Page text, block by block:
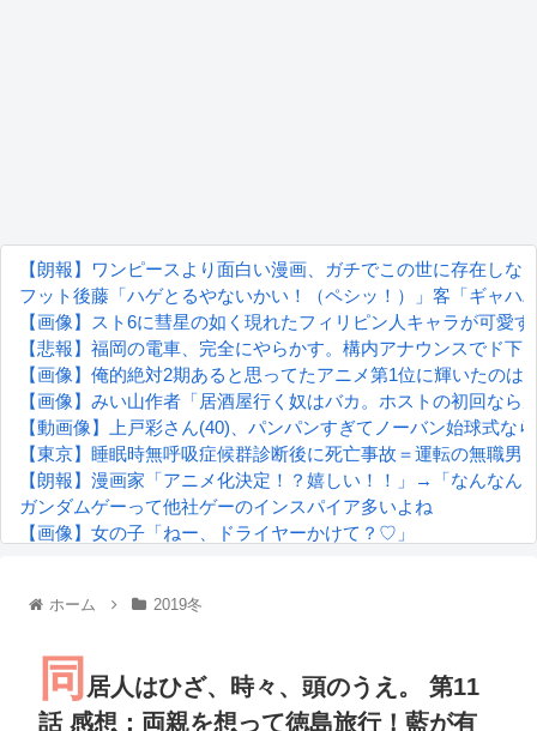
【朗報】ワンピースより面白い漫画、ガチでこの世に存在しな
フット後藤「ハゲとるやないかい！（ペシッ！）」客「ギャ
【画像】スト6に彗星の如く現れたフィリピン人キャラが可愛
【悲報】福岡の電車、完全にやらかす。構内アナウンスでド下
【画像】俺的絶対2期あると思ってたアニメ第1位に輝いたのは
【画像】みい山作者「居酒屋行く奴はバカ。ホストの初回な
【動画像】上戸彩さん(40)、パンパンすぎてノーバン始球式な
【東京】睡眠時無呼吸症候群診断後に死亡事故＝運転の無職
【朗報】漫画家「アニメ化決定！？嬉しい！！」→「なんな
ガンダムゲーって他社ゲーのインスパイア多いよね
【画像】女の子「ねー、ドライヤーかけて？♡」
『進撃の巨人』で一番面白いところってｗｗｗｗｗ
るろうに剣心 -明治剣客浪漫譚- 京都動乱 第33話の感想
同盟、帝国、フェザーン。生まれるなら何処がいいか問題！
ホーム 2019冬
同 居人はひざ、時々、頭のうえ。 第11
話 感想：両親を想って徳島旅行！藍が有